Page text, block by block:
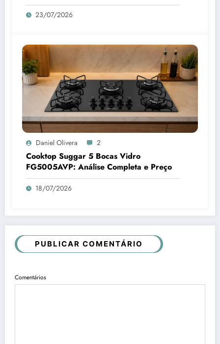
23/07/2026
Daniel Olivera 2
Cooktop Suggar 5 Bocas Vidro
FG5005AVP: Análise Completa e Preço
18/07/2026
PUBLICAR COMENTÁRIO
Comentários